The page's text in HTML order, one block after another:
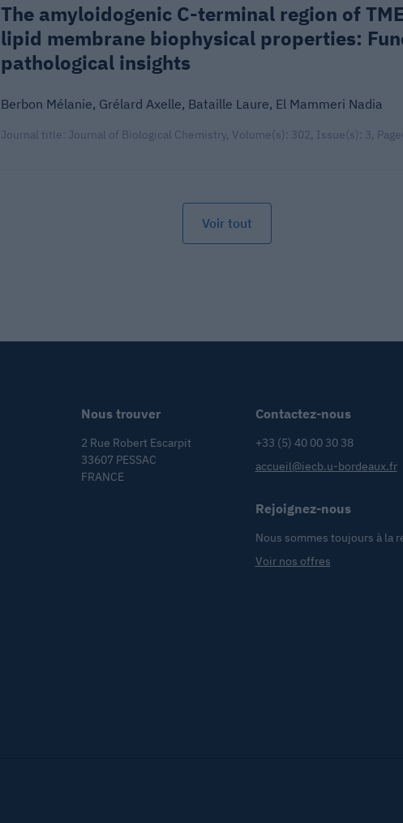
The amyloidogenic C-terminal region of
lipid membrane biophysical properties:
pathological insights
Berbon Mélanie, Grélard Axelle, Bataille Laure, El Mammeri Nadia
Journal title: Journal of Biological Chemistry, Volume(s): 302, Issue(s): 3,
Voir tout
Nous trouver
2 Rue Robert Escarpit
33607 PESSAC
FRANCE
Contactez-nous
+33 (5) 40 00 30 38
accueil@iecb.u-bordeaux.fr
Rejoignez-nous
Nous sommes toujours à la
Voir nos offres